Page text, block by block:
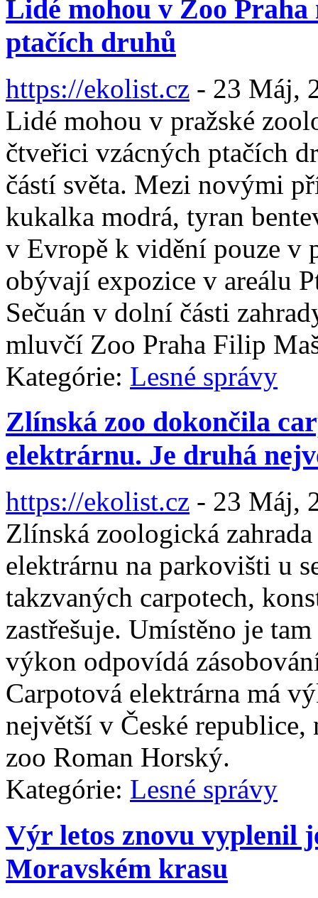
Lidé mohou v Zoo
ptačích druhů
https://ekolist.cz - 23 Máj,
Lidé mohou v pražské
čtveřici vzácných ptačích
částí světa. Mezi novými
kukalka modrá, tyran
v Evropě k vidění pouze v
obývají expozice v areálu
Sečuán v dolní části
mluvčí Zoo Praha Filip
Kategórie: Lesné správy
Zlínská zoo dokončila
elektrárnu. Je druhá
https://ekolist.cz - 23 Máj,
Zlínská zoologická
elektrárnu na parkovišti u
takzvaných carpotech,
zastřešuje. Umístěno je
výkon odpovídá
Carpotová elektrárna má
největší v České
zoo Roman Horský.
Kategórie: Lesné správy
Výr letos znovu vyplenil
Moravském krasu